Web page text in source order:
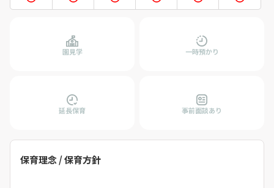
園見学 一時預かり
延長保育 事前面談あり
保育理念 / 保育方針